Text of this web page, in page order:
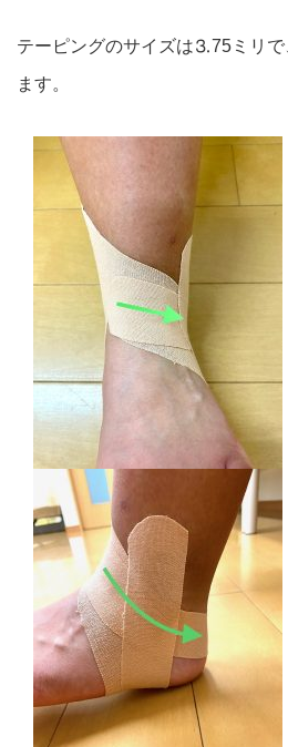
テーピングのサイズは⒊75ミリで
ます。